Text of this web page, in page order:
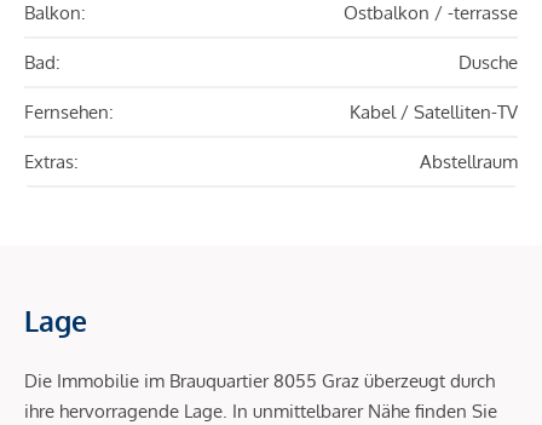
Balkon: Ostbalkon / -terrasse
Bad: Dusche
Fernsehen: Kabel / Satelliten-TV
Extras: Abstellraum
Lage
Die Immobilie im Brauquartier 8055 Graz überzeugt durch
ihre hervorragende Lage. In unmittelbarer Nähe finden Sie